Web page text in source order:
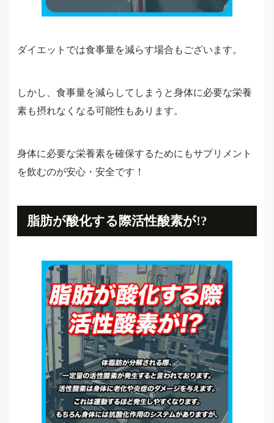
ダイエットでは食事量を減らす場合もございます。
しかし、食事量を減らしてしまうと身体に必要な栄養
素も摂れなくなる可能性もあります。
身体に必要な栄養素を確保するためにもサプリメント
を飲むのが安心・安全です！
脂肪が酸化する際活性酸素が!?